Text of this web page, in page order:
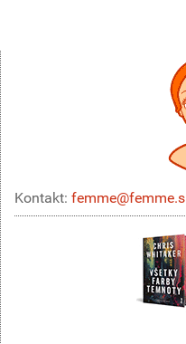
Kontakt: